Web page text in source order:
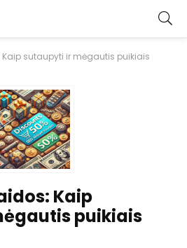
sutaupyti ir mėgautis puikiais
Kaip
puikiais